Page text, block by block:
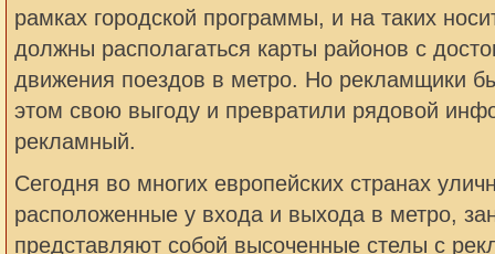
рамках городской программы, и на таких
должны располагаться карты районов с
движения поездов в метро. Но рекламщики
этом свою выгоду и превратили рядовой
рекламный.
Сегодня во многих европейских странах
расположенные у входа и выхода в метро,
представляют собой высоченные стелы с